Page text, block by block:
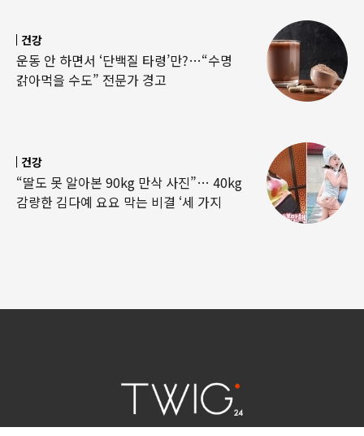
건강
운동 안 하면서 ‘단백질 타령’만?…“수명
갉아먹을 수도” 전문가 경고
건강
“딸도 못 알아본 90kg 만삭 사진”… 40kg
감량한 김다예 요요 막는 비결 ‘세 가지